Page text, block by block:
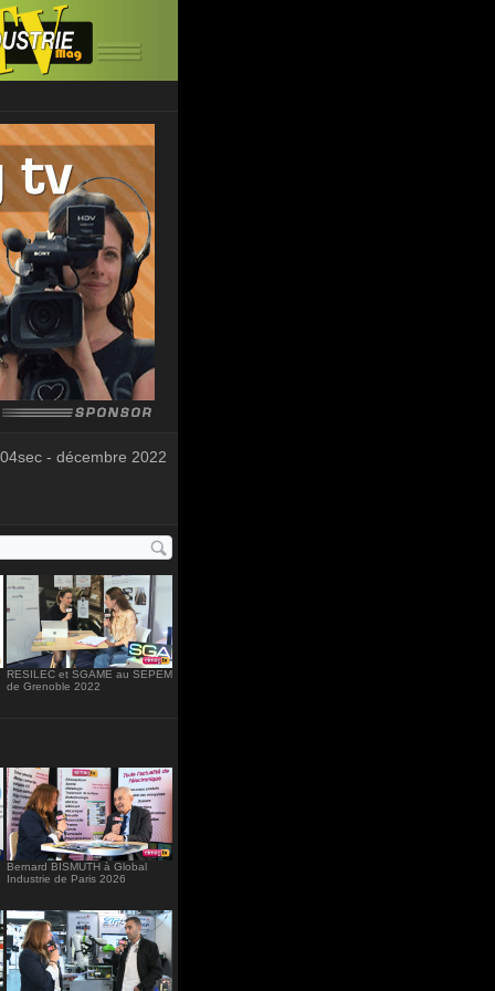
- décembre 2022
RESILEC et SGAME au SEPEM
de Grenoble 2022
Bernard BISMUTH à Global
Industrie de Paris 2026